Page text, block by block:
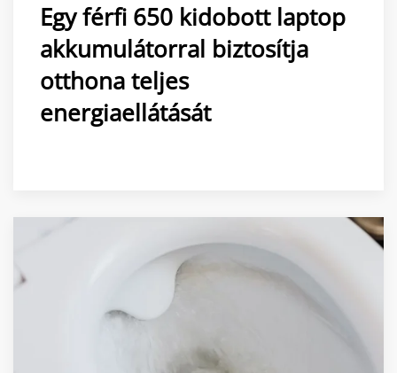
Egy férfi 650 kidobott laptop
akkumulátorral biztosítja
otthona teljes
energiaellátását